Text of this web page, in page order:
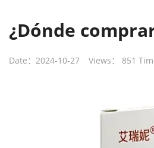
¿Dónde
Date：2024-10-27 Views： 851